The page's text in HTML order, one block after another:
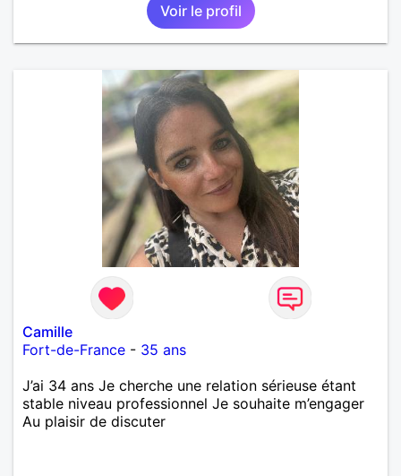
Voir le profil
Camille
Fort-de-France - 35 ans
J’ai 34 ans Je cherche une relation sérieuse étant
stable niveau professionnel Je souhaite m’engager
Au plaisir de discuter